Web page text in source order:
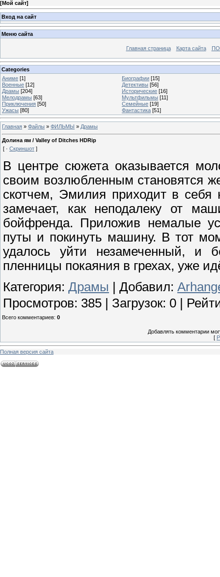
[Мой сайт]
Вход на сайт
Меню сайта
Главная страница Карта сайта
Categories
Аниме [1] Биографии [15]
Военные [12] Детективы [56]
Драмы [204] Исторические [16]
Мелодрамы [63] Мультфильмы [11]
Приключения [50] Семейные [19]
Ужасы [80] Фантастика [51]
Главная » Файлы » ФИЛЬМЫ » Драмы
Долина ям / Valley of Ditches HDRip
[ · Скриншот ]
В центре сюжета оказывается
своим возлюбленным становятся
скотчем, Эмилия приходит в
замечает, как неподалеку от
бойфренда. Приложив немалые
путы и покинуть машину. В тот
удалось уйти незамеченный, и
пленницы покаяния в грехах, уже
Категория: Драмы Добавил:
Просмотров: 385 Загрузок: 0
Всего комментариев: 0
Добавлять комментарии
[
Полная версия сайта